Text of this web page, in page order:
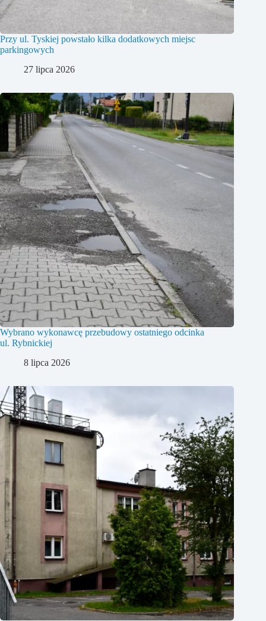
Przy ul. Tyskiej powstało kilka dodatkowych miejsc
parkingowych
27 lipca 2026
Wybrano wykonawcę przebudowy ostatniego odcinka
ul. Rybnickiej
8 lipca 2026